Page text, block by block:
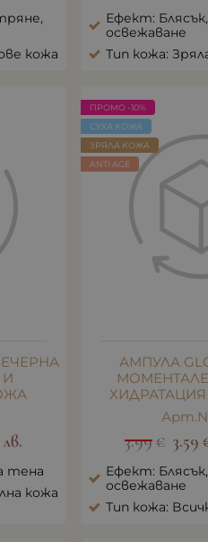
кожа
Ефект:
освежаване
Тип кожа:
И
лв.
тена
кожа
АМПУЛА
3.99 € 3.59
Ефект:
освежаване
Тип кожа:
ПРОМО -10%
СУХА КОЖА
ЗРЯЛА КОЖА
ANTI AGE